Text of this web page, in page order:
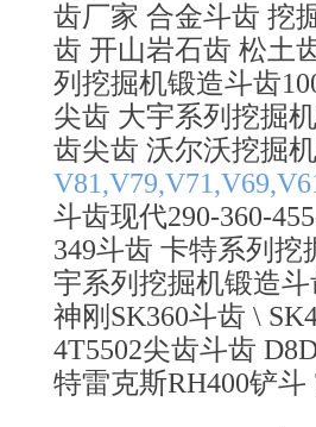
齿厂家 合金斗齿 挖
齿 开山岩石齿 松土
列挖掘机锻造斗齿
尖齿 大宇系列挖掘
齿尖齿 沃尔沃挖掘
斗齿现代290-360-
349斗齿 卡特系列挖
宇系列挖掘机锻造斗
神刚SK360斗齿 \
4T5502尖齿斗齿
特雷克斯RH400铲斗